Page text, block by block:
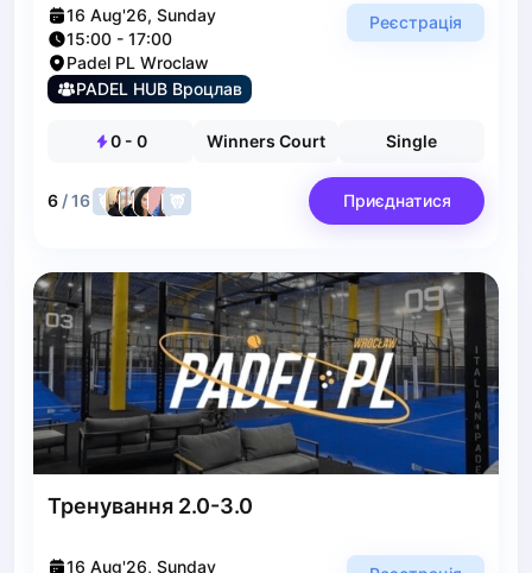
Uzhhorod
Vinnytsia
Zaporizhzhia
Batumi
Budapest
Riga
Arlamow
Bialystok
Bielsko-Biala
Bolesławiec
Bydgoszcz
Czestochowa
16 Aug'26, Sunday
15:00 - 17:00
Padel PL Wroclaw
PADEL HUB Вроцлав
Реєстрація
0- 0 Winners Court Single
6 /16 Приєднатися
Тренування 2.0-3.0
16 Aug'26, Sunday